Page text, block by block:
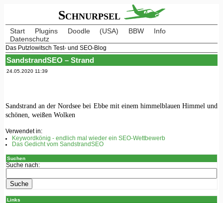
Schnurpsel
Start Plugins Doodle (USA) BBW
Info
Datenschutz
Das Putzlowitsch Test- und SEO-Blog
SandstrandSEO – Strand
24.05.2020 11:39
Sandstrand an der Nordsee bei Ebbe mit einem himmelblauen Himmel und
schönen, weißen Wolken
Verwendet in:
Keywordkönig - endlich mal wieder ein SEO-Wettbewerb
Das Gedicht vom SandstrandSEO
Suchen
Suche nach:
Links